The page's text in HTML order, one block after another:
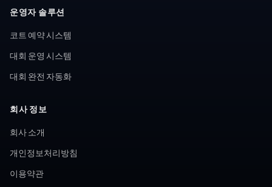
운영자 솔루션
코트 예약 시스템
대회 운영 시스템
대회 완전 자동화
회사 정보
회사 소개
개인정보처리방침
이용약관